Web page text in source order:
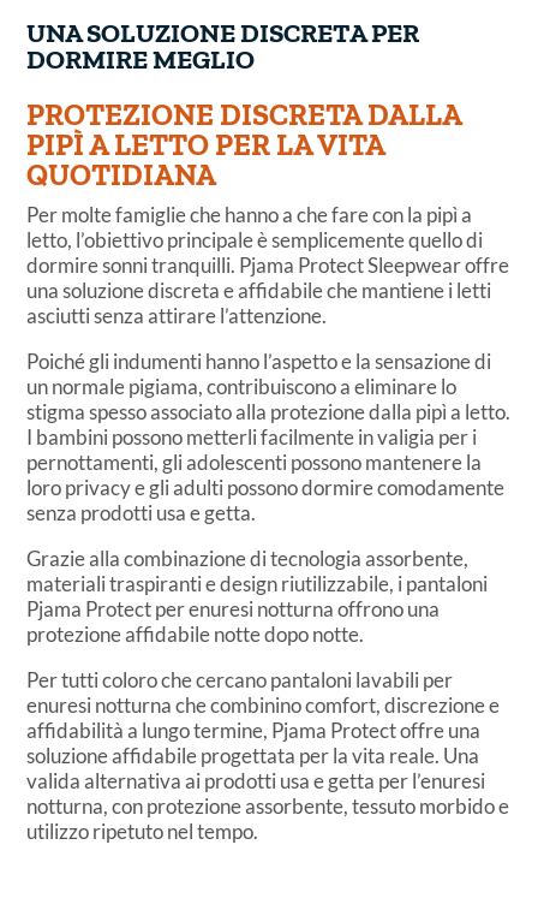
UNA SOLUZIONE DISCRETA PER
DORMIRE MEGLIO
PROTEZIONE DISCRETA DALLA
PIPÌ A LETTO PER LA VITA
QUOTIDIANA
Per molte famiglie che hanno a che fare con la pipì a
letto, l’obiettivo principale è semplicemente quello di
dormire sonni tranquilli. Pjama Protect Sleepwear offre
una soluzione discreta e affidabile che mantiene i letti
asciutti senza attirare l’attenzione.
Poiché gli indumenti hanno l’aspetto e la sensazione di
un normale pigiama, contribuiscono a eliminare lo
stigma spesso associato alla protezione dalla pipì a letto.
I bambini possono metterli facilmente in valigia per i
pernottamenti, gli adolescenti possono mantenere la
loro privacy e gli adulti possono dormire comodamente
senza prodotti usa e getta.
Grazie alla combinazione di tecnologia assorbente,
materiali traspiranti e design riutilizzabile, i pantaloni
Pjama Protect per enuresi notturna offrono una
protezione affidabile notte dopo notte.
Per tutti coloro che cercano pantaloni lavabili per
enuresi notturna che combinino comfort, discrezione e
affidabilità a lungo termine, Pjama Protect offre una
soluzione affidabile progettata per la vita reale. Una
valida alternativa ai prodotti usa e getta per l’enuresi
notturna, con protezione assorbente, tessuto morbido e
utilizzo ripetuto nel tempo.